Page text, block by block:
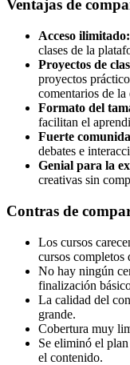
Ventajas de
Acceso ilimitado:
clases de la
Proyectos de
proyectos
comentarios de la
Formato del
facilitan el
Fuerte
debates e
Genial para la
creativas sin
Contras de
Los cursos
cursos completos
No hay ningún
finalización
La calidad del
grande.
Cobertura muy
Se eliminó el
el contenido.